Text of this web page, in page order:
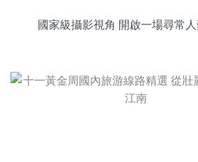
國家級攝影視角 開啟一場尋常